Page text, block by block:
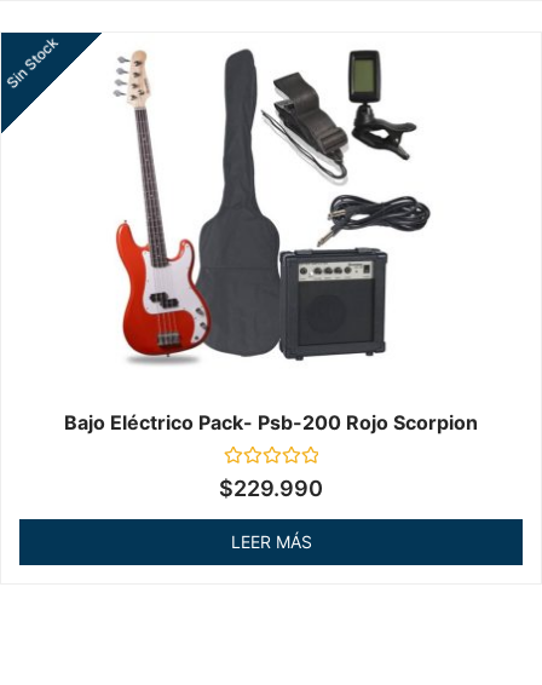
Bajo Eléctrico Pack- Psb-200 Rojo Scorpion
Valorado
en
Sin Stock
$229.990
LEER MÁS